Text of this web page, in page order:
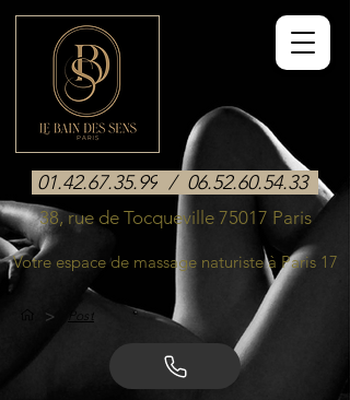
01.42.67.35.99 / 06.52.60.54.33
> Post
38, rue de Tocqueville 75017 Paris
Votre espace de massage naturiste à Paris 17